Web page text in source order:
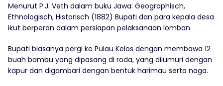
Menurut P.J. Veth dalam buku Jawa: Geographisch,
Ethnologisch, Historisch (1882) Bupati dan para kepala desa
ikut berperan dalam persiapan pelaksanaan lomban.
Bupati biasanya pergi ke Pulau Kelos dengan membawa 12
buah bambu yang dipasang di roda, yang dilumuri dengan
kapur dan digambari dengan bentuk harimau serta naga.